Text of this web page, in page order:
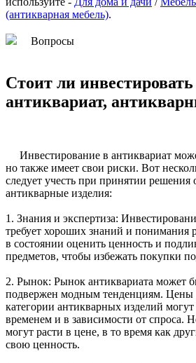
(антикварная мебель).
Вопросы
Стоит ли
антиквариат,
Инвестирование в антиквариат
но также имеет свои риски. Вот
следует учесть при принятии решения
антикварные изделия:
1. Знания и экспертиза:
требует хороших знаний и
в состоянии оценить ценность и
предметов, чтобы избежать покупки
2. Рынок: Рынок антиквариата может
подвержен модным тенденциям. Цены
категории антикварных изделий могут
временем и в зависимости от спроса.
могут расти в цене, в то время как
свою ценность.